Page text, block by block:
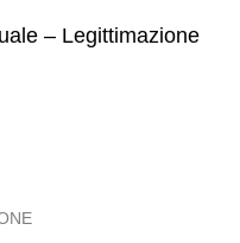
– Legittimazione